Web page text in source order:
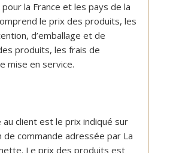
pour la France et les pays de la
le prix des produits, les
d’emballage et de
produits, les frais de
mise en service.
client est le prix indiqué sur
de commande adressée par La
Le prix des produits est